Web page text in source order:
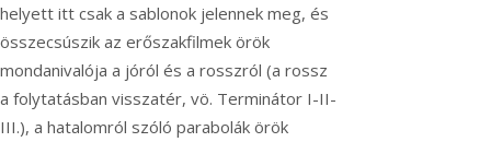
helyett itt csak a sablonok jelennek meg, és
összecsúszik az erőszakfilmek örök
mondanivalója a jóról és a rosszról (a rossz
a folytatásban visszatér, vö. Terminátor I-II-
III.), a hatalomról szóló parabolák örök